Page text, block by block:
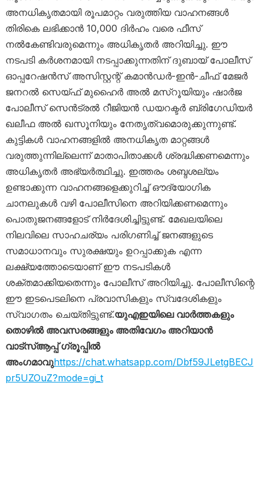
അനധികൃതമായി രൂപമാറ്റം വരുത്തിയ വാഹനങ്ങൾ
തിരികെ ലഭിക്കാൻ 10,000 ദിർഹം വരെ ഫീസ്
നൽകേണ്ടിവരുമെന്നും അധികൃതർ അറിയിച്ചു. ഈ
നടപടി കർശനമായി നടപ്പാക്കുന്നതിന് ദുബായ് പോലീസ്
ഓപ്പറേഷൻസ് അസിസ്റ്റന്റ് കമാൻഡർ-ഇൻ-ചീഫ് മേജർ
ജനറൽ സെയ്ഫ് മുഹൈർ അൽ മസ്‌റൂയിയും ഷാർജ
പോലീസ് സെൻട്രൽ റീജിയൻ ഡയറക്ടർ ബ്രിഗേഡിയർ
ഖലീഫ അൽ ഖസൂനിയും നേതൃത്വമൊരുക്കുന്നുണ്ട്.
കുട്ടികൾ വാഹനങ്ങളിൽ അനധികൃത മാറ്റങ്ങൾ
വരുത്തുന്നില്ലെന്ന് മാതാപിതാക്കൾ ശ്രദ്ധിക്കണമെന്നും
അധികൃതർ അഭ്യർത്ഥിച്ചു. ഇത്തരം ശബ്ദശല്യം
ഉണ്ടാക്കുന്ന വാഹനങ്ങളെക്കുറിച്ച് ഔദ്യോഗിക
ചാനലുകൾ വഴി പോലീസിനെ അറിയിക്കണമെന്നും
പൊതുജനങ്ങളോട് നിർദേശിച്ചിട്ടുണ്ട്. മേഖലയിലെ
നിലവിലെ സാഹചര്യം പരിഗണിച്ച് ജനങ്ങളുടെ
സമാധാനവും സുരക്ഷയും ഉറപ്പാക്കുക എന്ന
ലക്ഷ്യത്തോടെയാണ് ഈ നടപടികൾ
ശക്തമാക്കിയതെന്നും പോലീസ് അറിയിച്ചു. പോലീസിന്റെ
ഈ ഇടപെടലിനെ പ്രവാസികളും സ്വദേശികളും
സ്വാഗതം ചെയ്തിട്ടുണ്ട്.യുഎഇയിലെ വാർത്തകളും
തൊഴിൽ അവസരങ്ങളും അതിവേഗം അറിയാൻ
വാട്സ്ആപ്പ് ഗ്രൂപ്പിൽ
അംഗമാവുhttps://chat.whatsapp.com/Dbf59JLetgBECJ
pr5UZOuZ?mode=gi_t